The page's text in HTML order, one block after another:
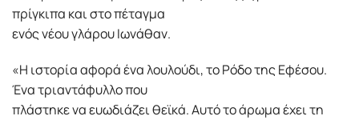
πρίγκιπα και στο πέταγμα
ενός νέου γλάρου Ιωνάθαν.
«Η ιστορία αφορά ένα λουλούδι, το Ρόδο της Εφέσου.
Ένα τριαντάφυλλο που
πλάστηκε να ευωδιάζει θεϊκά. Αυτό το άρωμα έχει τη